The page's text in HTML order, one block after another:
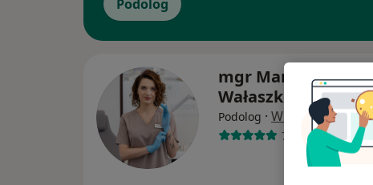
Podolog
mgr Martyna
Wałaszkowska
Podolog · Więcej
77 opinii